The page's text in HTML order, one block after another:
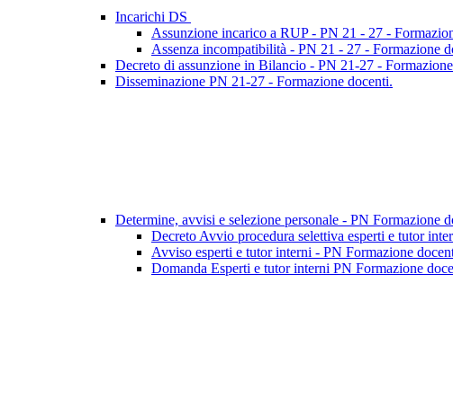
Incarichi DS
Assunzione incarico a RUP - PN 21 - 27 -
Assenza incompatibilità - PN 21 - 27 - Formazione
Decreto di assunzione in Bilancio - PN 21-27 -
Disseminazione PN 21-27 - Formazione docenti.
Determine, avvisi e selezione personale - PN Formazione
Decreto Avvio procedura selettiva esperti e tutor
Avviso esperti e tutor interni - PN Formazione
Domanda Esperti e tutor interni PN Formazione